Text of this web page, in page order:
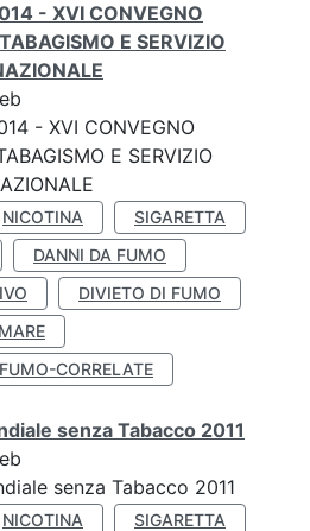
- XVI CONVEGNO
E SERVIZIO
- XVI CONVEGNO
E SERVIZIO
NICOTINA
SIGARETTA
DANNI DA FUMO
DIVIETO DI FUMO
CORRELATE
senza Tabacco 2011
senza Tabacco 2011
NICOTINA
SIGARETTA